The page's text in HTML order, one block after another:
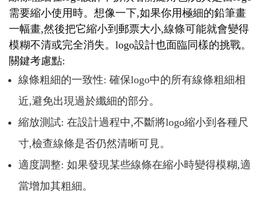
需要縮小使用時。想像一下,如果你用極細的鉛筆畫
一幅畫,然後把它縮小到郵票大小,線條可能就會變得
模糊不清或完全消失。logo設計也面臨同樣的挑戰。
關鍵考慮點:
線條粗細的一致性: 確保logo中的所有線條粗細相
近,避免出現過於纖細的部分。
縮放測試: 在設計過程中,不斷將logo縮小到各種尺
寸,檢查線條是否仍然清晰可見。
適度調整: 如果發現某些線條在縮小時變得模糊,適
當增加其粗細。